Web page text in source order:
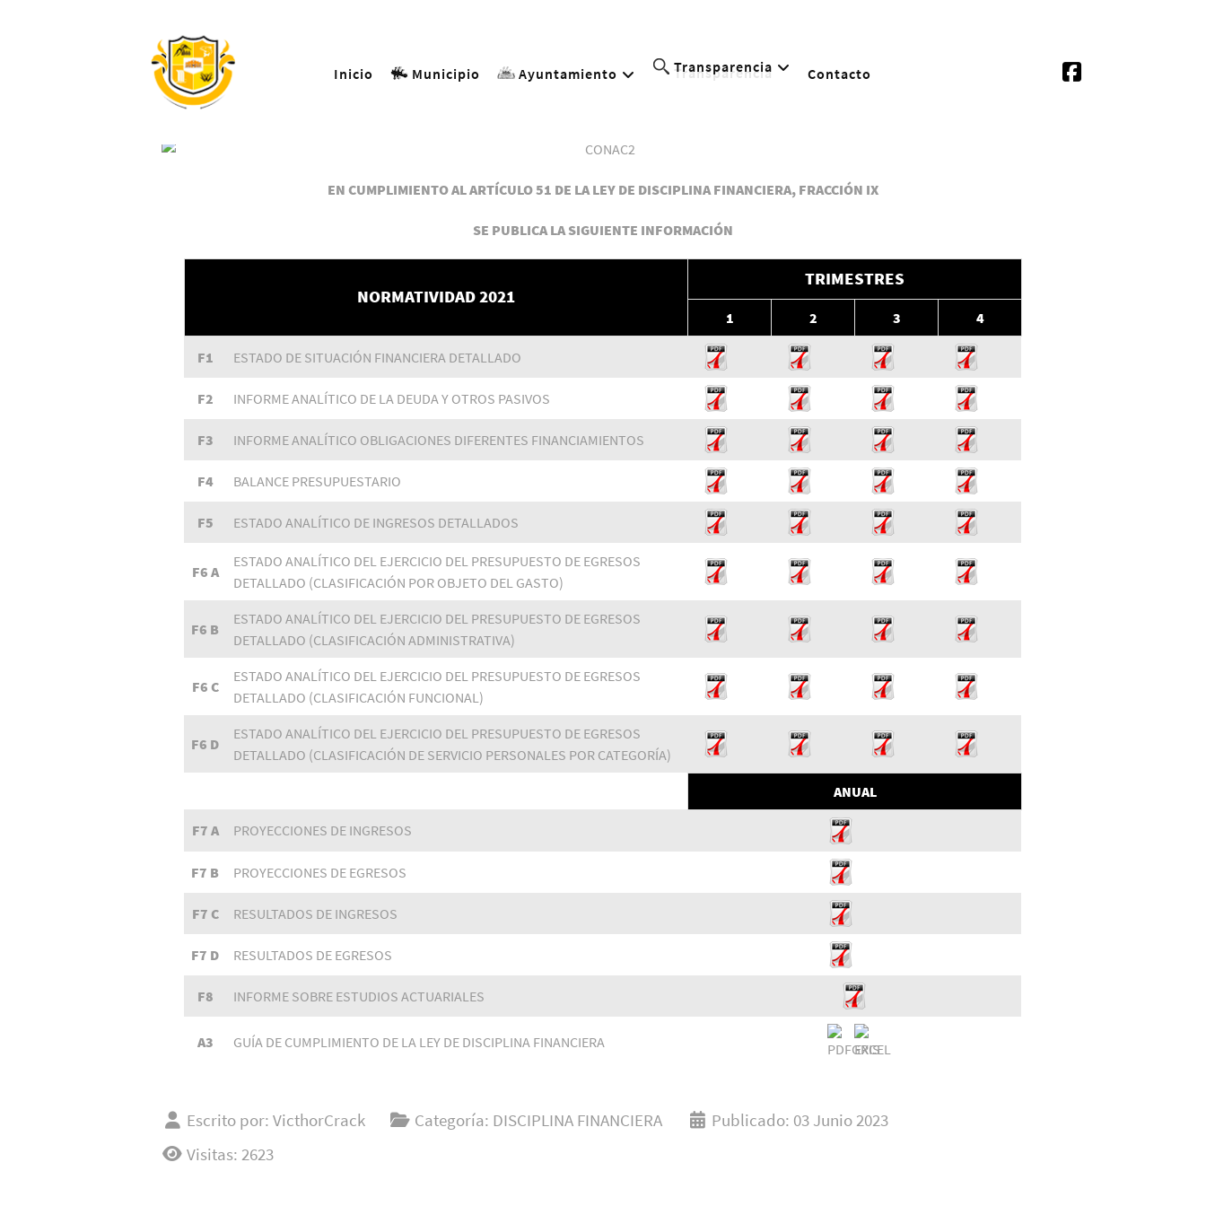
Inicio Municipio Ayuntamiento Transparencia Contacto
EN CUMPLIMIENTO AL ARTÍCULO 51 DE LA LEY DE DISCIPLINA FINANCIERA, FRACCIÓN IX
SE PUBLICA LA SIGUIENTE INFORMACIÓN
NORMATIVIDAD 2021
TRIMESTRES
1 2 3 4
F1 ESTADO DE SITUACIÓN FINANCIERA DETALLADO
F2 INFORME ANALÍTICO DE LA DEUDA Y OTROS PASIVOS
F3 INFORME ANALÍTICO OBLIGACIONES DIFERENTES FINANCIAMIENTOS
F4 BALANCE PRESUPUESTARIO
F5 ESTADO ANALÍTICO DE INGRESOS DETALLADOS
F6 A
ESTADO ANALÍTICO DEL EJERCICIO DEL PRESUPUESTO DE EGRESOS
DETALLADO (CLASIFICACIÓN POR OBJETO DEL GASTO)
F6 B
ESTADO ANALÍTICO DEL EJERCICIO DEL PRESUPUESTO DE EGRESOS
DETALLADO (CLASIFICACIÓN ADMINISTRATIVA)
F6 C
ESTADO ANALÍTICO DEL EJERCICIO DEL PRESUPUESTO DE EGRESOS
DETALLADO (CLASIFICACIÓN FUNCIONAL)
F6 D
ESTADO ANALÍTICO DEL EJERCICIO DEL PRESUPUESTO DE EGRESOS
DETALLADO (CLASIFICACIÓN DE SERVICIO PERSONALES POR CATEGORÍA)
ANUAL
F7 A PROYECCIONES DE INGRESOS
F7 B PROYECCIONES DE EGRESOS
F7 C RESULTADOS DE INGRESOS
F7 D RESULTADOS DE EGRESOS
F8 INFORME SOBRE ESTUDIOS ACTUARIALES
A3 GUÍA DE CUMPLIMIENTO DE LA LEY DE DISCIPLINA FINANCIERA
Escrito por:VicthorCrack Categoría: DISCIPLINA FINANCIERA
Publicado: 03 Junio 2023
Visitas: 2623